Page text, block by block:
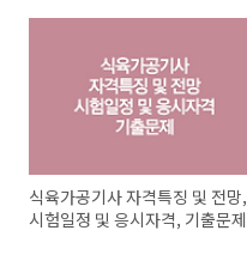
식육가공기사 자격특징 및 전망,
시험일정 및 응시자격, 기출문제